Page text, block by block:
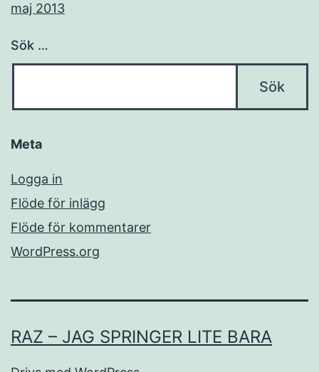
maj 2013
Sök …
Meta
Logga in
Flöde för inlägg
Flöde för kommentarer
WordPress.org
RAZ – JAG SPRINGER LITE BARA